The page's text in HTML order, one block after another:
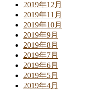
2019年12月
2019年11月
2019年10月
2019年9月
2019年8月
2019年7月
2019年6月
2019年5月
2019年4月